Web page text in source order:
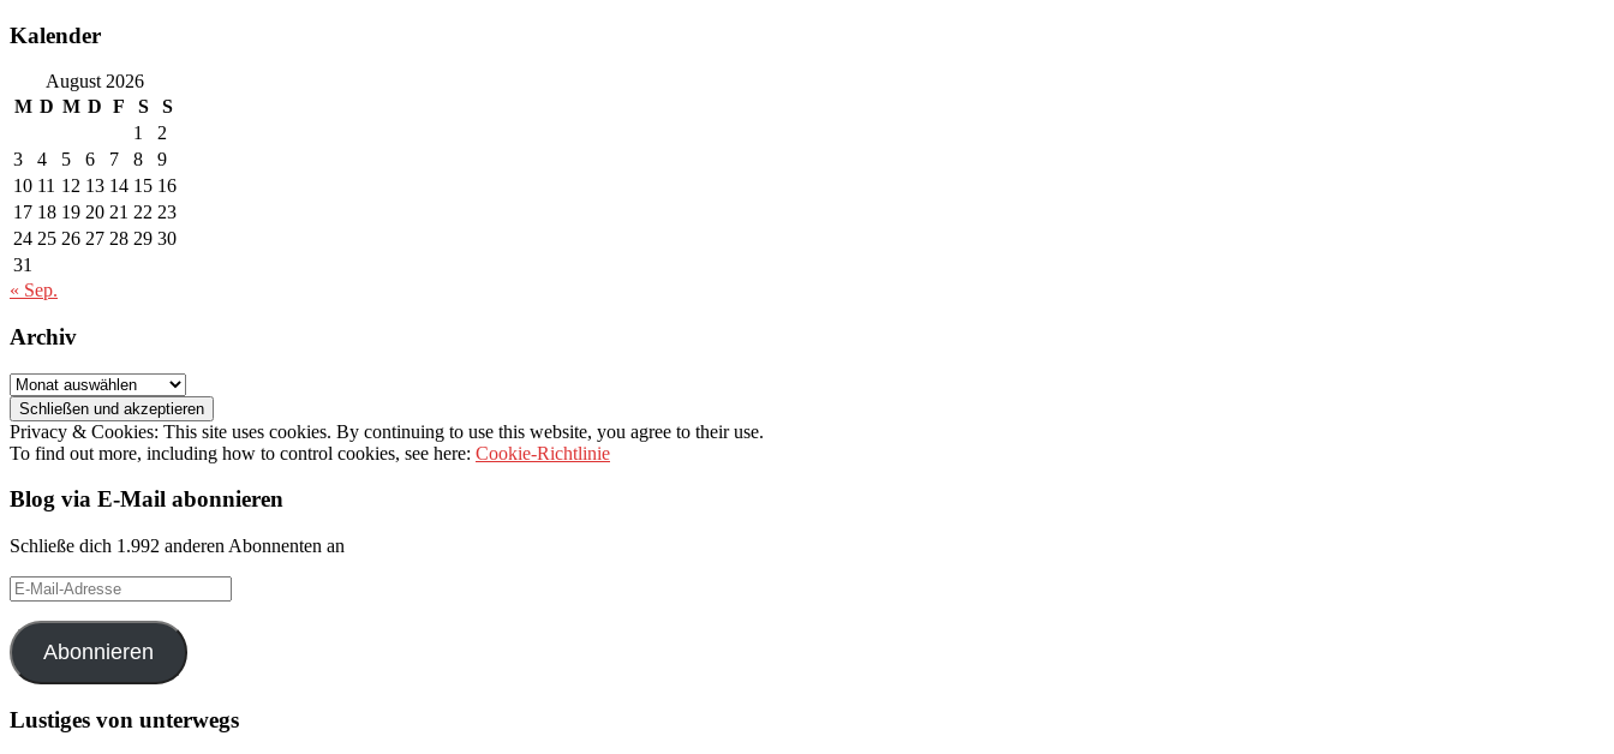
Kalender
August 2026
M D M D F S
S
1
2
3
4 5 6 7 8
9
10 11 12 13 14 15 16
17 18 19 20 21 22 23
24 25 26 27 28 29 30
31
« Sep.
Archiv
Archiv
Privacy & Cookies: This site uses cookies. By continuing to use this website, you agree to their use.
To find out more, including how to control cookies, see here: Cookie-Richtlinie
Blog via E-Mail abonnieren
Schließe dich 1.992 anderen Abonnenten an
E-
Mail-
Adresse
Abonnieren
Lustiges von unterwegs